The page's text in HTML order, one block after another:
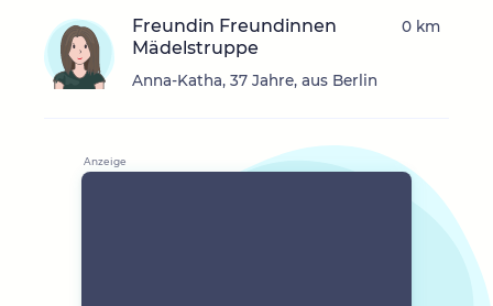
Freundin Freundinnen
Mädelstruppe
Anna-Katha, 37 Jahre, aus Berlin
0 km